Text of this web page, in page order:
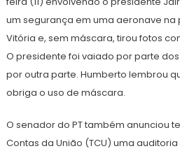
um segurança em uma aeronave
Vitória e, sem máscara, tirou fotos
O presidente foi vaiado por parte
por outra parte. Humberto lembrou
obriga o uso de máscara.
O senador do PT também anunciou
Contas da União (TCU) uma